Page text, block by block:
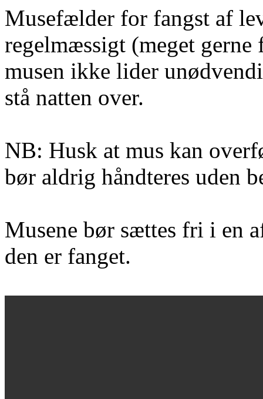
Musefælder for fangst af
regelmæssigt (meget gerne
musen ikke lider
stå natten over.
NB: Husk at mus kan
bør aldrig håndteres uden
Musene bør sættes fri i en
den er fanget.